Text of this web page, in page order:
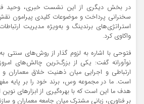
در بخش دیگری از این نشست خبری، وحید
سخنرانی پرداخت و موضوعات کلیدی پیرامون
استراتژی‌های برندینگ و به‌ویژه مدیریت
واکاوی کرد.
فتوحی با اشاره به لزوم گذار از روش‌های سنتی
نوآورانه گفت: یکی از بزرگ‌ترین چالش‌های
ارتباطی و اجرایی میان ذهنیت خلاق معماران و
است. ما در مجموعه وس، برند خود را بر پایه
هدف ما این است که با بهره‌گیری از ابزارهای نوین
بر فناوری، زبانی مشترک میان جامعه معماران و